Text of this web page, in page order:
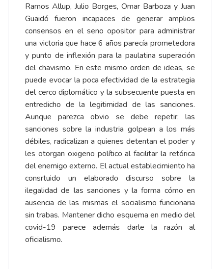
Ramos Allup, Julio Borges, Omar Barboza y Juan
Guaidó fueron incapaces de generar amplios
consensos en el seno opositor para administrar
una victoria que hace 6 años parecía prometedora
y punto de inflexión para la paulatina superación
del chavismo. En este mismo orden de ideas, se
puede evocar la poca efectividad de la estrategia
del cerco diplomático y la subsecuente puesta en
entredicho de la legitimidad de las sanciones.
Aunque parezca obvio se debe repetir: las
sanciones sobre la industria golpean a los más
débiles, radicalizan a quienes detentan el poder y
les otorgan oxigeno político al facilitar la retórica
del enemigo externo. El actual establecimiento ha
consrtuido un elaborado discurso sobre la
ilegalidad de las sanciones y la forma cómo en
ausencia de las mismas el socialismo funcionaria
sin trabas. Mantener dicho esquema en medio del
covid-19 parece además darle la razón al
oficialismo.